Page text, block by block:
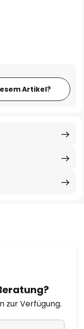
Artikel?
zur Verfügung.